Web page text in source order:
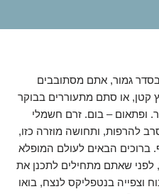
גמור, אתם מסתובבים
קטן, או סתם מתעוררים בבוקר
– בום. זרם חשמלי
להרפות, ותחושה מוזרה כזו,
ברוכים הבאים לעולם המופלא
לפני שאתם מתחילים לתכנן את
וצפייה בנטפליקס לנצח, בואו